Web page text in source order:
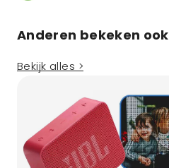
Anderen bekeken ook
Bekijk alles >